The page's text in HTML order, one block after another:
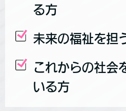
る方
未来の福祉を担
これからの社会
いる方